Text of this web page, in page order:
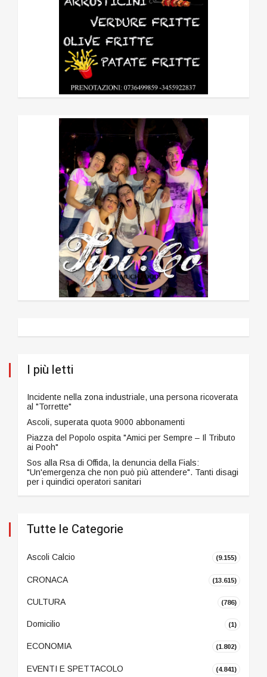
I più letti
Incidente nella zona industriale, una persona ricoverata
al "Torrette"
Ascoli, superata quota 9000 abbonamenti
Piazza del Popolo ospita "Amici per Sempre – Il Tributo
ai Pooh"
Sos alla Rsa di Offida, la denuncia della Fials:
"Un'emergenza che non può più attendere". Tanti disagi
per i quindici operatori sanitari
Tutte le Categorie
Ascoli Calcio (9.155)
CRONACA (13.615)
CULTURA (786)
Domicilio (1)
ECONOMIA (1.802)
EVENTI E SPETTACOLO (4.841)